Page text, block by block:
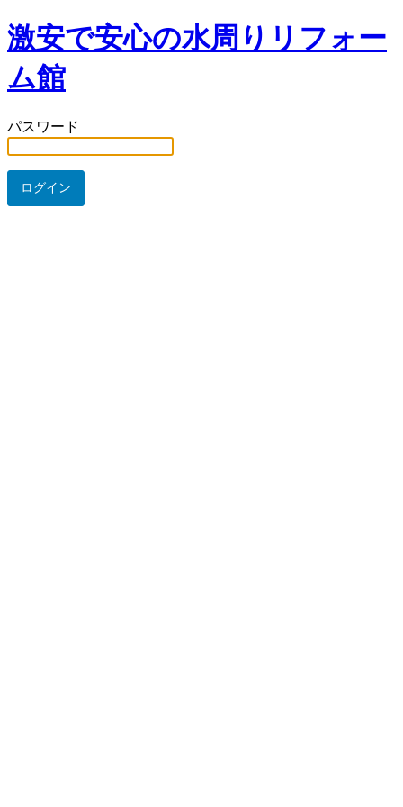
激安で安心の水周りリフォー
ム館
パスワード